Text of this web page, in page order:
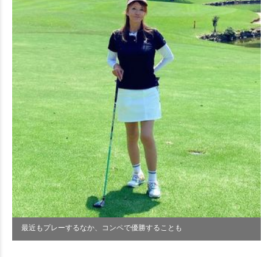
最近もプレーするなか、コンペで優勝することも